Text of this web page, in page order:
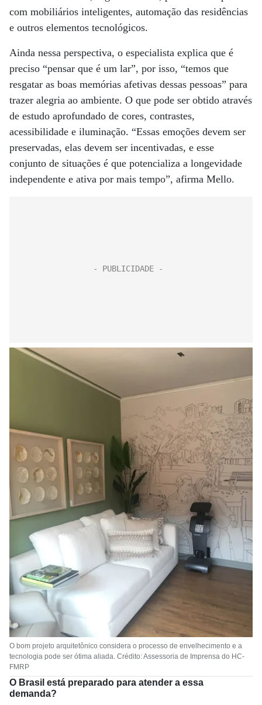
com mobiliários inteligentes, automação das residências
e outros elementos tecnológicos.
Ainda nessa perspectiva, o especialista explica que é
preciso “pensar que é um lar”, por isso, “temos que
resgatar as boas memórias afetivas dessas pessoas” para
trazer alegria ao ambiente. O que pode ser obtido através
de estudo aprofundado de cores, contrastes,
acessibilidade e iluminação. “Essas emoções devem ser
preservadas, elas devem ser incentivadas, e esse
conjunto de situações é que potencializa a longevidade
independente e ativa por mais tempo”, afirma Mello.
O bom projeto arquitetônico considera o processo de envelhecimento e a
tecnologia pode ser ótima aliada. Crédito: Assessoria de Imprensa do HC-
FMRP
O Brasil está preparado para atender a essa
demanda?